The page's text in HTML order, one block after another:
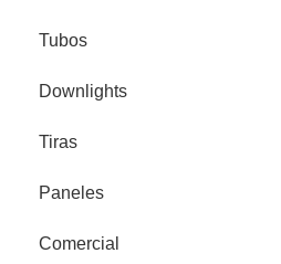
Tubos
Downlights
Tiras
Paneles
Comercial